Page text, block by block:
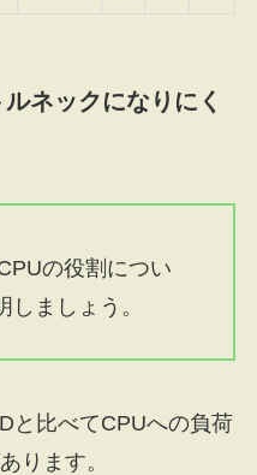
ネックになりにく
の役割につい
ましょう。
と比べてCPUへの負荷
ります。